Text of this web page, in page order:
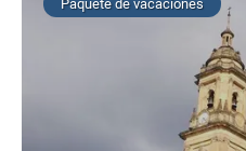
Paquete de vacaciones